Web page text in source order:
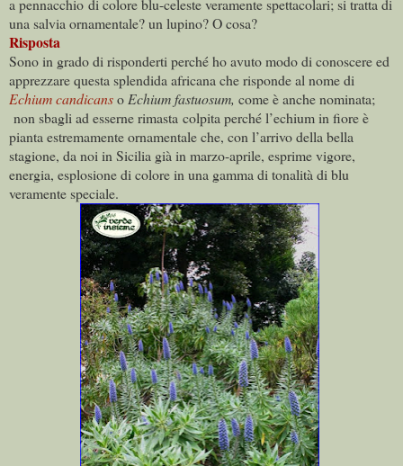
a pennacchio di colore blu-celeste veramente spettacolari; si tratta di
una salvia ornamentale? un lupino? O cosa?
Risposta
Sono in grado di risponderti perché ho avuto modo di conoscere ed
apprezzare questa splendida africana che risponde al nome di
Echium candicansoEchium fastuosum, come è anche nominata;
non sbagli ad esserne rimasta colpita perché l’echium in fiore è
pianta estremamente ornamentale che, con l’arrivo della bella
stagione, da noi in Sicilia già in marzo-aprile, esprime vigore,
energia, esplosione di colore in una gamma di tonalità di blu
veramente speciale.